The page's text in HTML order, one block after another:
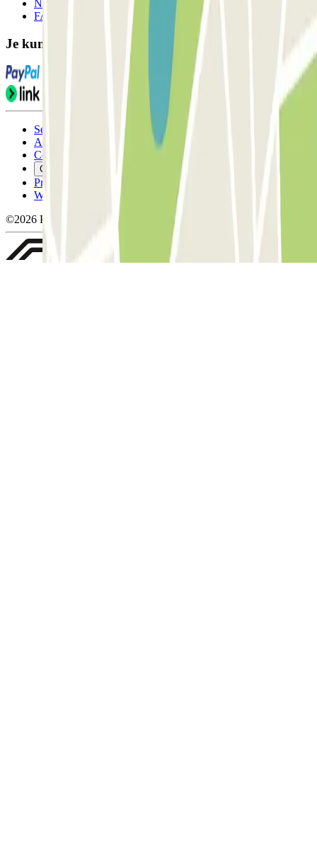
Neem contact met ons op
FAQ
Je kunt deze betaalmethoden gebruiken:
Servicevoorwaarden
Annuleringsvoorwaarden
Cookiebeleid
Cookies beheren
Privacybeleid
Whistleblowing
©2026 Parclick. All rights reserved